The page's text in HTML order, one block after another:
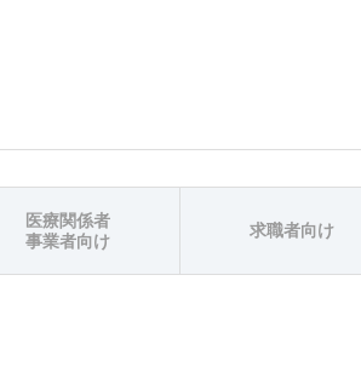
医療関係者
事業者向け
求職者向け